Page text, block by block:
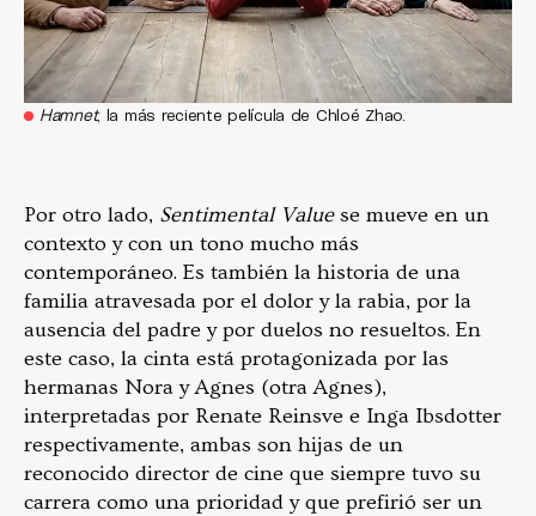
Hamnet, la más reciente película de Chloé Zhao.
Por otro lado, Sentimental Valuese mueve en un
contexto y con un tono mucho más
contemporáneo. Es también la historia de una
familia atravesada por el dolor y la rabia, por la
ausencia del padre y por duelos no resueltos. En
este caso, la cinta está protagonizada por las
hermanas Nora y Agnes (otra Agnes),
interpretadas por Renate Reinsve e Inga Ibsdotter
respectivamente, ambas son hijas de un
reconocido director de cine que siempre tuvo su
carrera como una prioridad y que prefirió ser un